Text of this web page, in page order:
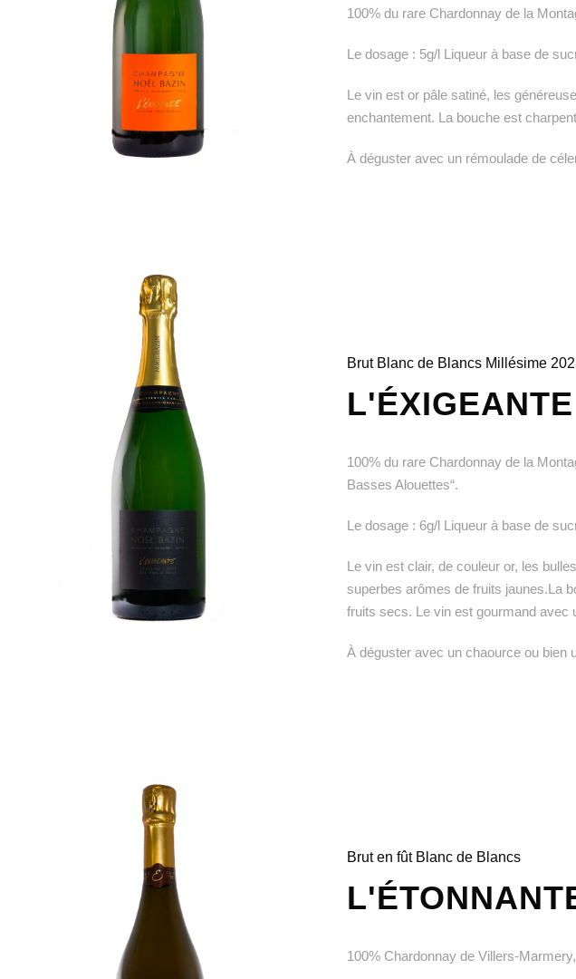
100% du rare Chardonnay de la
Le dosage : 5g/l Liqueur à base de
Le vin est or pâle satiné, les
enchantement. La bouche est
À déguster avec un rémoulade de
Brut Blanc de Blancs Millésime
L'ÉXIGEANTE
100% du rare Chardonnay de la
Basses Alouettes“.
Le dosage : 6g/l Liqueur à base de
Le vin est clair, de couleur or, les
superbes arômes de fruits jaunes.La
fruits secs. Le vin est gourmand avec
À déguster avec un chaource ou bien
Brut en fût Blanc de Blancs
100% Chardonnay de Villers-